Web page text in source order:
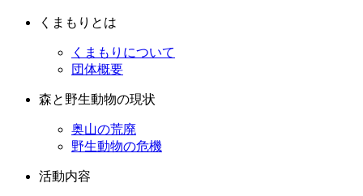
くまもりとは
くまもりについて
団体概要
森と野生動物の現状
奥山の荒廃
野生動物の危機
活動内容